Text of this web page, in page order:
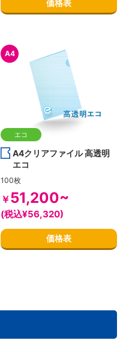
価格表
A4
エコ
A4クリアファイル 高透明
エコ
100枚
￥51,200~
(税込¥56,320)
価格表